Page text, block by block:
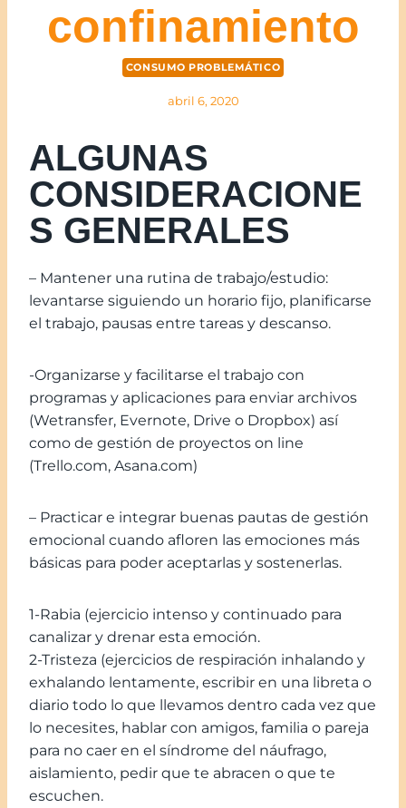
confinamiento
CONSUMO PROBLEMÁTICO
abril 6, 2020
ALGUNAS
CONSIDERACIONE
S GENERALES
– Mantener una rutina de trabajo/estudio:
levantarse siguiendo un horario fijo, planificarse
el trabajo, pausas entre tareas y descanso.
-Organizarse y facilitarse el trabajo con
programas y aplicaciones para enviar archivos
(Wetransfer, Evernote, Drive o Dropbox) así
como de gestión de proyectos on line
(Trello.com, Asana.com)
– Practicar e integrar buenas pautas de gestión
emocional cuando afloren las emociones más
básicas para poder aceptarlas y sostenerlas.
1-Rabia (ejercicio intenso y continuado para
canalizar y drenar esta emoción.
2-Tristeza (ejercicios de respiración inhalando y
exhalando lentamente, escribir en una libreta o
diario todo lo que llevamos dentro cada vez que
lo necesites, hablar con amigos, familia o pareja
para no caer en el síndrome del náufrago,
aislamiento, pedir que te abracen o que te
escuchen.